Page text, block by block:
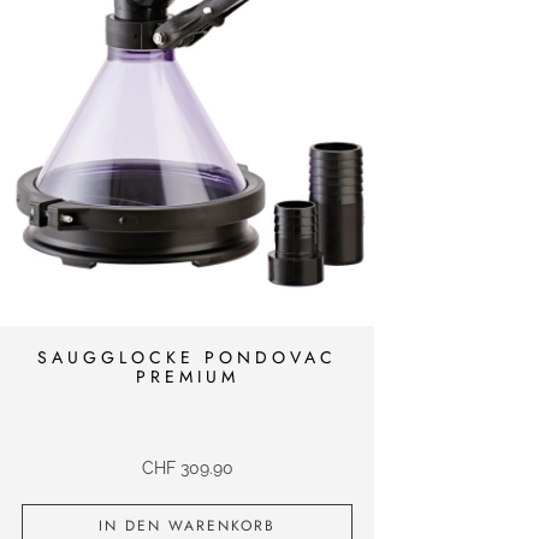
SAUGGLOCKE PONDOVAC
PREMIUM
CHF309.90
IN DEN WARENKORB